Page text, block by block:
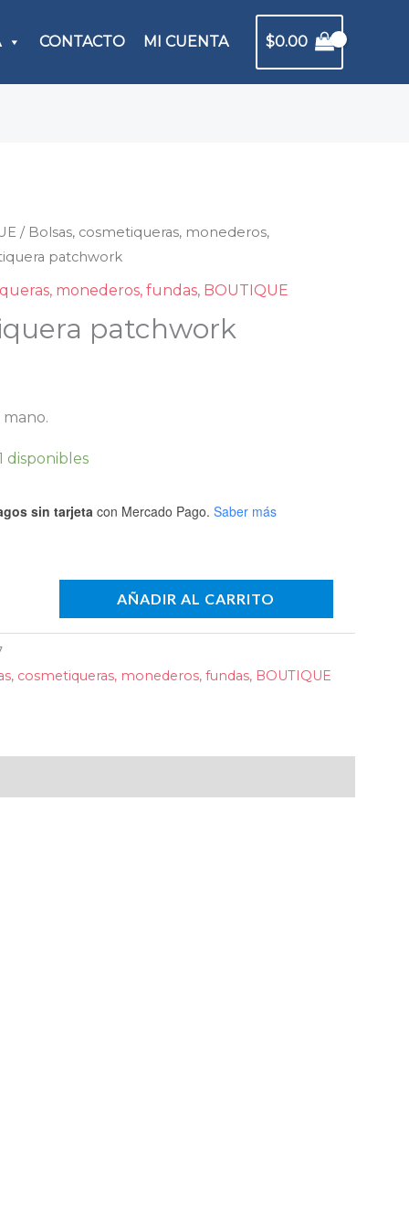
CONTACTO MI CUENTA $0.00
/ Bolsas, cosmetiqueras, monederos,
patchwork
monederos, fundas, BOUTIQUE
patchwork
disponibles
sin tarjeta con Mercado Pago. Saber más
AÑADIR AL CARRITO
cosmetiqueras, monederos, fundas, BOUTIQUE